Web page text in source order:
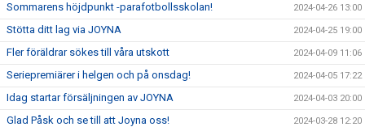
Sommarens höjdpunkt -parafotbollsskolan! 2024-04-26 13:00
Stötta ditt lag via JOYNA 2024-04-25 19:00
Fler föräldrar sökes till våra utskott 2024-04-09 11:06
Seriepremiärer i helgen och på onsdag! 2024-04-05 17:22
Idag startar försäljningen av JOYNA 2024-04-03 20:00
Glad Påsk och se till att Joyna oss! 2024-03-28 12:20